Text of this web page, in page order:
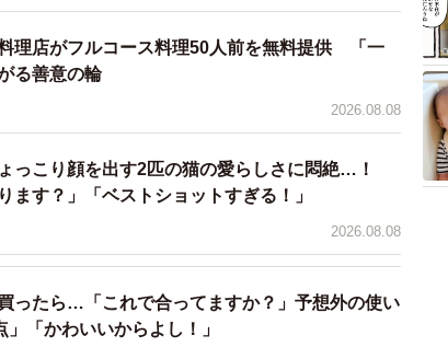
理店がフルコース料理50人前を無料提供 「一
る善意の輪
2026.08.08
っこり顔を出す2匹の猫の愛らしさに悶絶…！
ます？」「ベストショットすぎる！」
2026.08.08
ったら…「これで合ってますか？」予想外の使い
「かわいいからよし！」